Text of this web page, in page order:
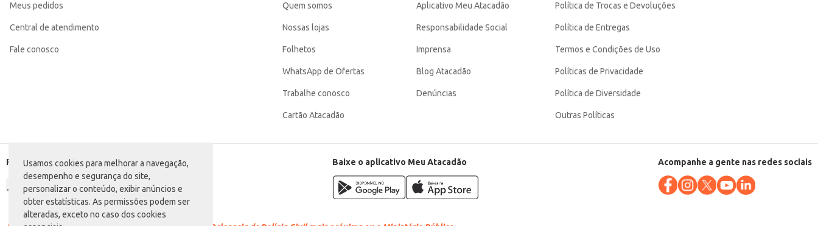
Usamos cookies para melhorar a navegação,
desempenho e segurança do site,
personalizar o conteúdo, exibir anúncios e
obter estatísticas. As permissões podem ser
alteradas, exceto no caso dos cookies
Meus pedidos
Central de atendimento
Fale conosco
Quem somos
Nossas lojas
Folhetos
WhatsApp de Ofertas
Trabalhe conosco
Cartão Atacadão
Aplicativo Meu Atacadão
Responsabilidade Social
Imprensa
Blog Atacadão
Denúncias
Política de Trocas e Devoluções
Política de Entregas
Termos e Condições de Uso
Políticas de Privacidade
Política de Diversidade
Outras Políticas
Formas de pagamento Baixe o aplicativo Meu Atacadão Acompanhe a gente nas redes sociais